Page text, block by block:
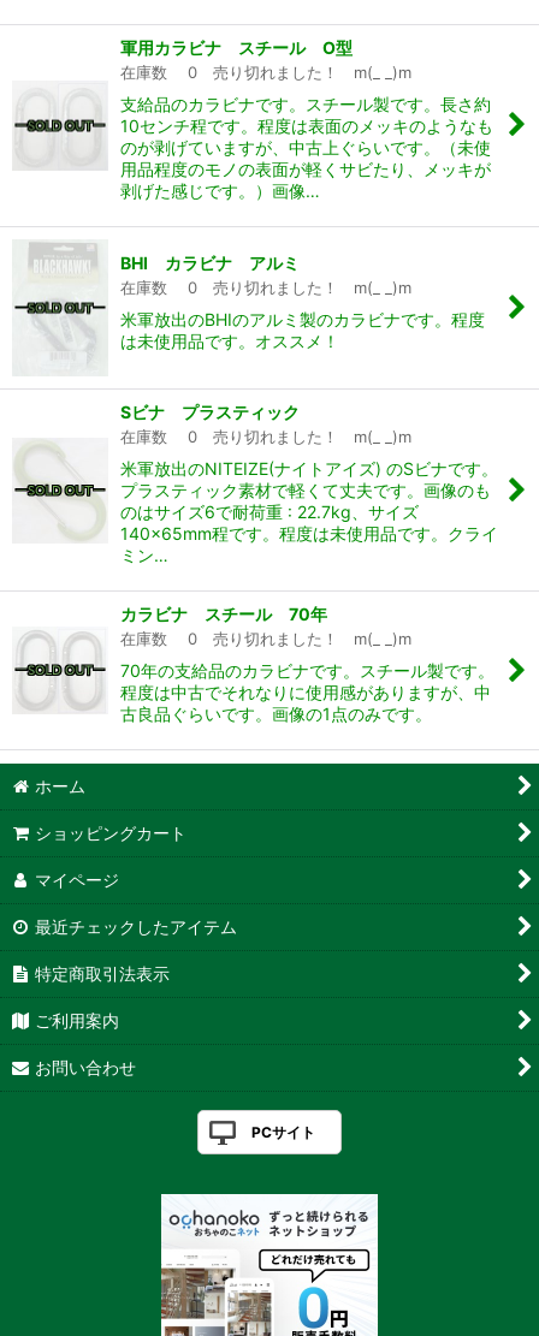
軍用カラビナ スチール O型
在庫数 0 売り切れました！ m(_ _)m
支給品のカラビナです。スチール製です。長さ約
10センチ程です。程度は表面のメッキのようなも
のが剥げていますが、中古上ぐらいです。（未使
用品程度のモノの表面が軽くサビたり、メッキが
剥げた感じです。）画像…
BHI カラビナ アルミ
在庫数 0 売り切れました！ m(_ _)m
米軍放出のBHIのアルミ製のカラビナです。程度
は未使用品です。オススメ！
Sビナ プラスティック
在庫数 0 売り切れました！ m(_ _)m
米軍放出のNITEIZE(ナイトアイズ) のSビナです。
プラスティック素材で軽くて丈夫です。画像のも
のはサイズ6で耐荷重 : 22.7kg、サイズ
140×65mm程です。程度は未使用品です。クライ
ミン…
カラビナ スチール 70年
在庫数 0 売り切れました！ m(_ _)m
70年の支給品のカラビナです。スチール製です。
程度は中古でそれなりに使用感がありますが、中
古良品ぐらいです。画像の1点のみです。
ホーム
ショッピングカート
マイページ
最近チェックしたアイテム
特定商取引法表示
ご利用案内
お問い合わせ
PCサイト